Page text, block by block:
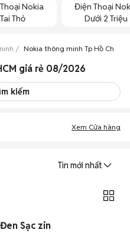
Nokia
Tai Thỏ
Điện Thoại
Dưới 2 Triệu
Nokia thông minh Tp Hồ Chí
giá rẻ 08/2026
kiếm
Xem Cửa hàng
Tin mới nhất
Sạc zin